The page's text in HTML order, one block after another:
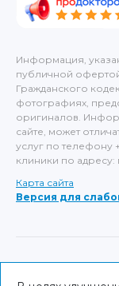
Информация,
публичной
Гражданского
фотографиях,
оригиналов.
сайте, может
услуг по телефону
клиники по
Карта сайта
Версия для
КОНСУЛЬТАЦИЯ